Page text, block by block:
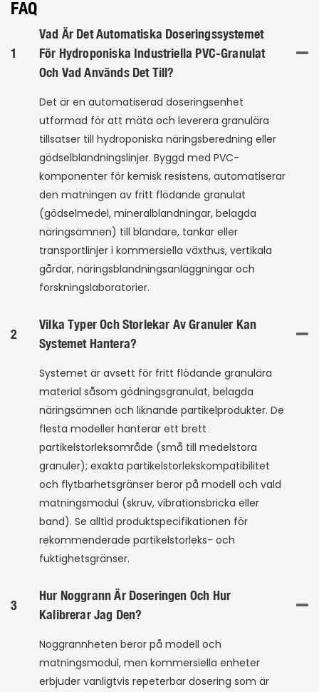
FAQ
1
Vad Är Det Automatiska Doseringssystemet
För Hydroponiska Industriella PVC-Granulat
Och Vad Används Det Till?
Det är en automatiserad doseringsenhet
utformad för att mäta och leverera granulära
tillsatser till hydroponiska näringsberedning eller
gödselblandningslinjer. Byggd med PVC-
komponenter för kemisk resistens, automatiserar
den matningen av fritt flödande granulat
(gödselmedel, mineralblandningar, belagda
näringsämnen) till blandare, tankar eller
transportlinjer i kommersiella växthus, vertikala
gårdar, näringsblandningsanläggningar och
forskningslaboratorier.
2
Vilka Typer Och Storlekar Av Granuler Kan
Systemet Hantera?
Systemet är avsett för fritt flödande granulära
material såsom gödningsgranulat, belagda
näringsämnen och liknande partikelprodukter. De
flesta modeller hanterar ett brett
partikelstorleksområde (små till medelstora
granuler); exakta partikelstorlekskompatibilitet
och flytbarhetsgränser beror på modell och vald
matningsmodul (skruv, vibrationsbricka eller
band). Se alltid produktspecifikationen för
rekommenderade partikelstorleks- och
fuktighetsgränser.
3
Hur Noggrann Är Doseringen Och Hur
Kalibrerar Jag Den?
Noggrannheten beror på modell och
matningsmodul, men kommersiella enheter
erbjuder vanligtvis repeterbar dosering som är